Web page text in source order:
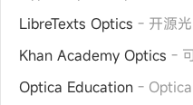
LibreTexts Optics - 开源
Khan Academy Optics -
Optica Education -